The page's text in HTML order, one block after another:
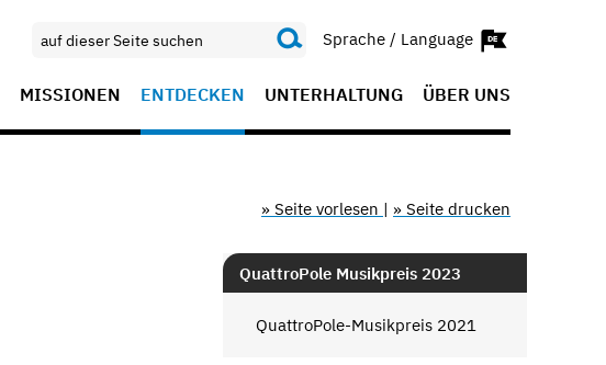
Sprache / Language
MISSIONEN ENTDECKEN UNTERHALTUNG ÜBER UNS
» Seite vorlesen | » Seite drucken
QuattroPole Musikpreis 2023
QuattroPole-Musikpreis 2021